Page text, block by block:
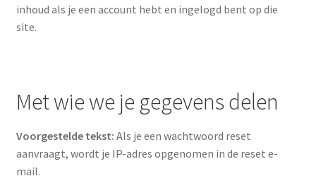
inhoud als je een account hebt en ingelogd bent op die
site.
Met wie we je gegevens delen
Voorgestelde tekst: Als je een wachtwoord reset
aanvraagt, wordt je IP-adres opgenomen in de reset e-
mail.